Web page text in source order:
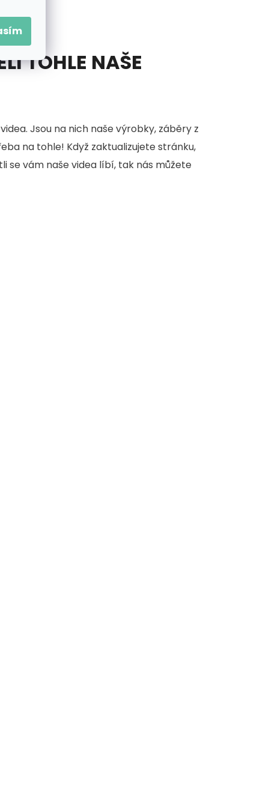
TOHLE NAŠE
Jsou na nich naše výrobky, záběry z
na tohle! Když zaktualizujete stránku,
se vám naše videa líbí, tak nás můžete